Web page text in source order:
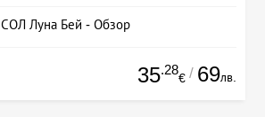
СОЛ Луна Бей - Обзор
35.28
€ / 69лв.